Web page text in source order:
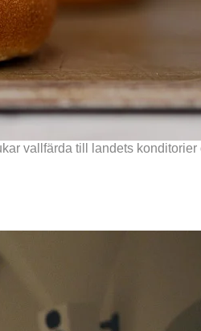
vallfärda till landets konditorier